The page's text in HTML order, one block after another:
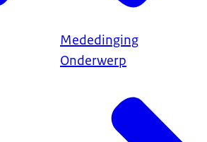
Mededinging
Onderwerp